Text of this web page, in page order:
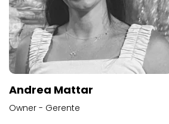
Andrea Mattar
Owner - Gerente